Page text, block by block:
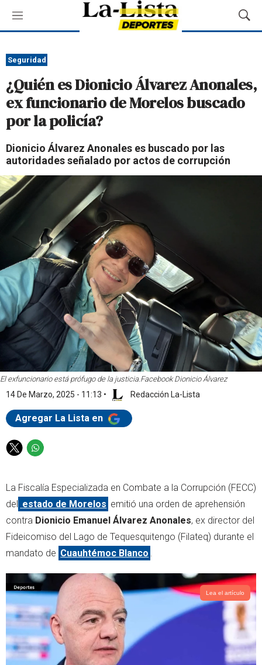
M
e
ú
M
o
a
r
B
Seguridad
¿Quién es Dionicio Álvarez Anonales,
ex funcionario de Morelos buscado
por la policía?
Dionicio Álvarez Anonales es buscado por las
autoridades señalado por actos de corrupción
El exfuncionario está prófugo de la justicia.Facebook Dionicio Álvarez
14 De Marzo, 2025 - 11:13 • Redacción La-Lista
Agregar La Lista en
T
t
t
e
r
W
t
s
a
p
p
La Fiscalía Especializada en Combate a la Corrupción (FECC)
del estado de Morelos emitió una orden de aprehensión
contra Dionicio Emanuel Álvarez Anonales, ex director del
Fideicomiso del Lago de Tequesquitengo (Filateq) durante el
mandato de Cuauhtémoc Blanco .
Lea el artículo